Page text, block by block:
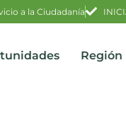
a la Ciudadanía
Región